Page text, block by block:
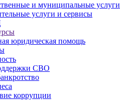
и муниципальные услуги
услуги и сервисы
юридическая помощь
СВО
коррупции